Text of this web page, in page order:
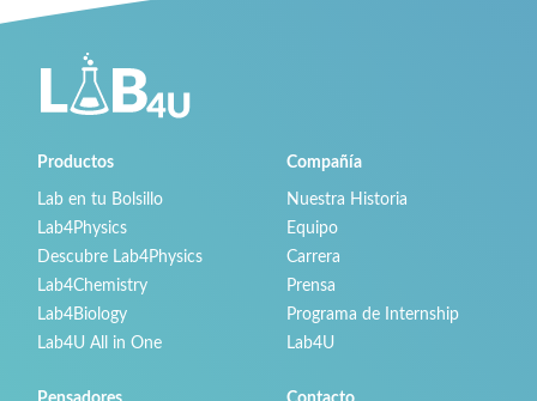
Productos
Lab en tu Bolsillo
Lab4Physics
Descubre Lab4Physics
Lab4Chemistry
Lab4Biology
Lab4U All in One
Compañía
Nuestra Historia
Equipo
Carrera
Prensa
Programa de Internship
Lab4U